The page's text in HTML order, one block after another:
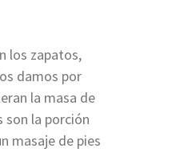
los zapatos,
damos por
la masa de
son la porción
masaje de pies